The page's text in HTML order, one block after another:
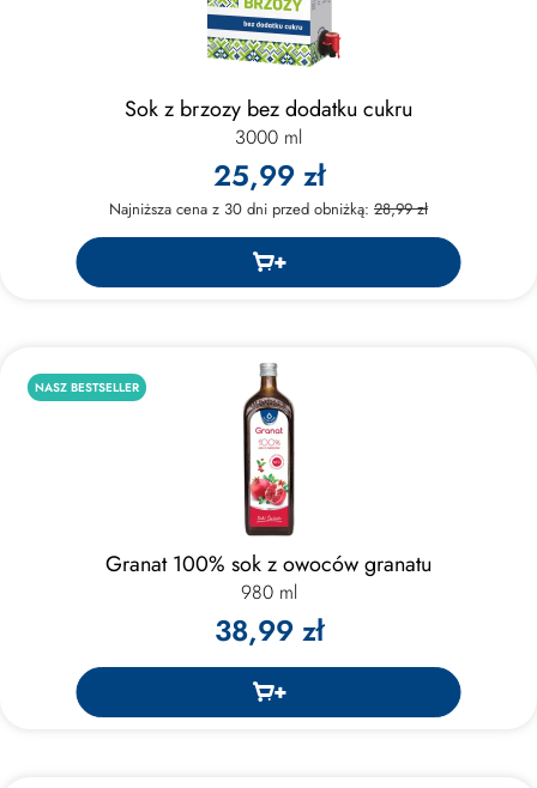
Sok z brzozy bez dodatku cukru
3000 ml
25,99 zł
Najniższa cena z 30 dni przed obniżką: 28,99 zł
NASZ BESTSELLER
Granat 100% sok z owoców granatu
980 ml
38,99 zł